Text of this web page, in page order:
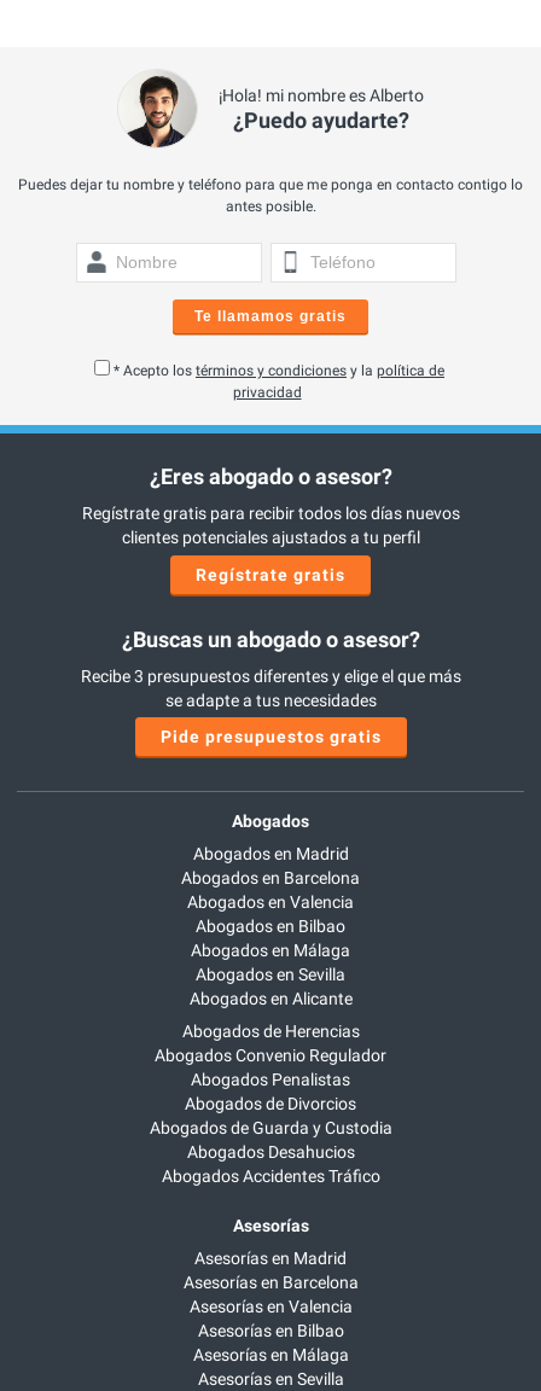
¡Hola! mi nombre es Alberto
¿Puedo ayudarte?
Puedes dejar tu nombre y teléfono para que me ponga en contacto contigo lo
antes posible.
Te llamamos gratis
* Acepto los términos y condiciones y la política de
privacidad
¿Eres abogado o asesor?
Regístrate gratis para recibir todos los días nuevos
clientes potenciales ajustados a tu perfil
Regístrate gratis
¿Buscas un abogado o asesor?
Recibe 3 presupuestos diferentes y elige el que más
se adapte a tus necesidades
Pide presupuestos gratis
Abogados
Abogados en Madrid
Abogados en Barcelona
Abogados en Valencia
Abogados en Bilbao
Abogados en Málaga
Abogados en Sevilla
Abogados en Alicante
Abogados de Herencias
Abogados Convenio Regulador
Abogados Penalistas
Abogados de Divorcios
Abogados de Guarda y Custodia
Abogados Desahucios
Abogados Accidentes Tráfico
Asesorías
Asesorías en Madrid
Asesorías en Barcelona
Asesorías en Valencia
Asesorías en Bilbao
Asesorías en Málaga
Asesorías en Sevilla